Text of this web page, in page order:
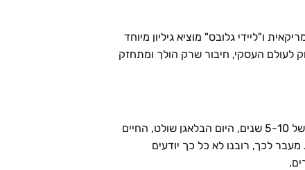
הפך לפתע לטרנד החדש, טרנד שמקבל תכנית ב-"60 דקות" האמריקאית ו"ליידי גלובס" מוציא גיליון מיוחד
לעולם העסקי, חיבור שרק הולך ומתחזק
אז מה זה בעצם מיינדפולנס? העולם בו אנו חיים כיום הינו עולם לא יציב לחלוטין. אם בעבר יכולנו לתכנן קדימה לטווח של 5-10 שנים, היום הבלאגן שולט, החיים
לכך, רובנו לא כל כך יודעים